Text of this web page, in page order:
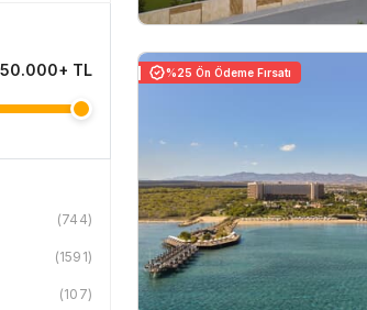
TL
(744)
(1591)
(107)
%25 Ön Ödeme Fırsatı